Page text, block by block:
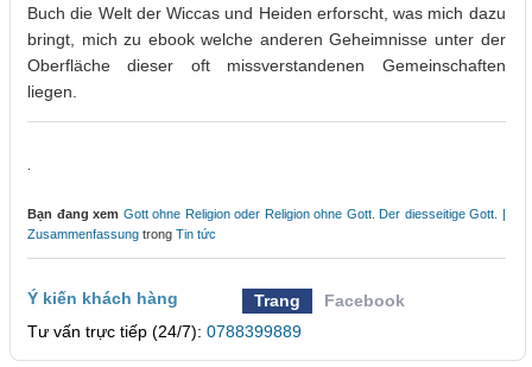
Buch die Welt der Wiccas und Heiden erforscht, was mich dazu
bringt, mich zu ebook welche anderen Geheimnisse unter der
Oberfläche dieser oft missverstandenen Gemeinschaften
liegen.
Bạn đang xem Gott ohne Religion oder Religion ohne Gott. Der diesseitige Gott. |
Zusammenfassung trong Tin tức
Ý kiến khách hàng Trang
Facebook
Tư vấn trực tiếp (24/7): 0788399889